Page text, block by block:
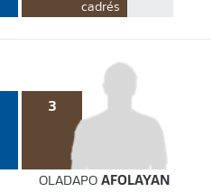
cadrés
3
OLADAPOAFOLAYAN